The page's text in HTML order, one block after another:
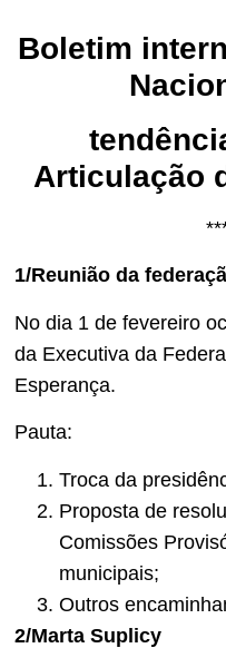
Boletim
Articulação
1/Reunião da
No dia 1 de fevereiro
da Executiva da
Esperança.
Pauta:
Troca da
⁠Proposta de
Comissões
municipais;
⁠Outros
2/Marta Suplicy